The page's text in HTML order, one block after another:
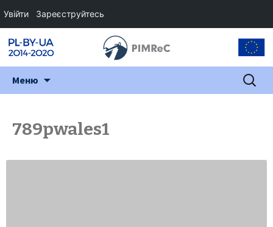
Меню Пошук:
789pwales1
Увійти Зареєструйтесь